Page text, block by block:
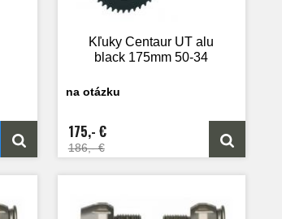
Kľuky Centaur UT alu
black 175mm 50-34
na otázku
175,- €
186,- €